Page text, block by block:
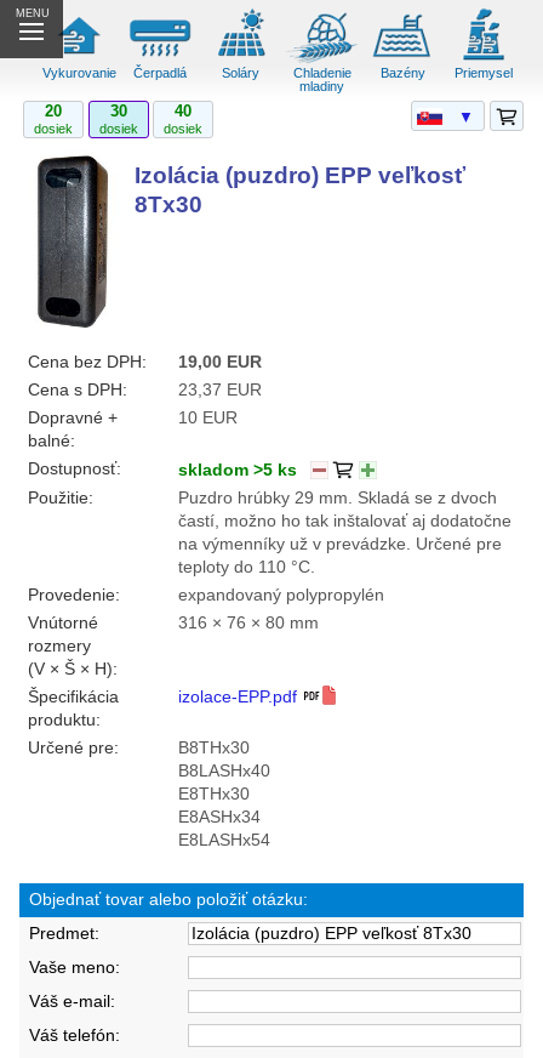
MENU
Vykurovanie Čerpadlá Soláry
Chladenie
mladiny
Bazény Priemysel
20
dosiek
30
dosiek
40
dosiek
Izolácia (puzdro) EPP veľkosť
8Tx30
Cena bez DPH:
19,00 EUR
Cena s DPH:
23,37 EUR
Dopravné +
balné:
10 EUR
Dostupnosť:
skladom >5 ks
Použitie:
Puzdro hrúbky 29 mm. Skladá se z dvoch
častí, možno ho tak inštalovať aj dodatočne
na výmenníky už v prevádzke. Určené pre
teploty do 110 °C.
Provedenie:
expandovaný polypropylén
Vnútorné
rozmery
(V × Š × H):
316 × 76 × 80 mm
Špecifikácia
produktu:
izolace-EPP.pdf
Určené pre:
B8THx30
B8LASHx40
E8THx30
E8ASHx34
E8LASHx54
Objednať tovar alebo položiť otázku:
Predmet:
Vaše meno:
Váš e-mail:
Váš telefón:
▼